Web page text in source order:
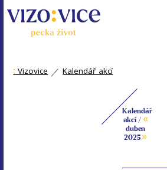
: Vizovice Kalendář akcí
Kalendář
akcí / «
duben
2025»